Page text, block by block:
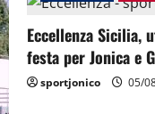
Eccellenza
festa per Jonica e
sportjonico 05/